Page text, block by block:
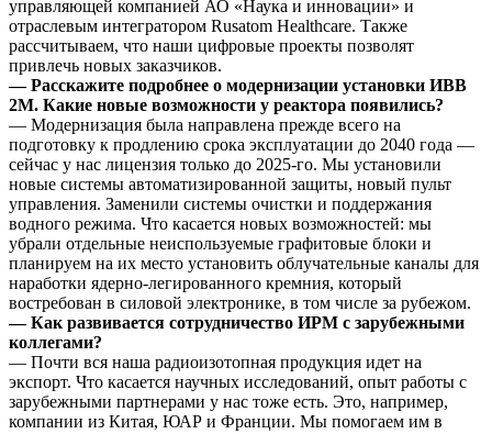
управляющей компанией АО «Наука и инновации» и
отраслевым интегратором Rusatom Healthcare. Также
рассчитываем, что наши цифровые проекты позволят
привлечь новых заказчиков.
— Расскажите подробнее о модернизации установки ИВВ
2М. Какие новые возможности у реактора появились?
— Модернизация была направлена прежде всего на
подготовку к продлению срока эксплуатации до 2040 года —
сейчас у нас лицензия только до 2025-го. Мы установили
новые системы автоматизированной защиты, новый пульт
управления. Заменили системы очистки и поддержания
водного режима. Что касается новых возможностей: мы
убрали отдельные неиспользуемые графитовые блоки и
планируем на их место установить облучательные каналы для
наработки ядерно-легированного кремния, который
востребован в силовой электронике, в том числе за рубежом.
— Как развивается сотрудничество ИРМ с зарубежными
коллегами?
— Почти вся наша радиоизотопная продукция идет на
экспорт. Что касается научных исследований, опыт работы с
зарубежными партнерами у нас тоже есть. Это, например,
компании из Китая, ЮАР и Франции. Мы помогаем им в